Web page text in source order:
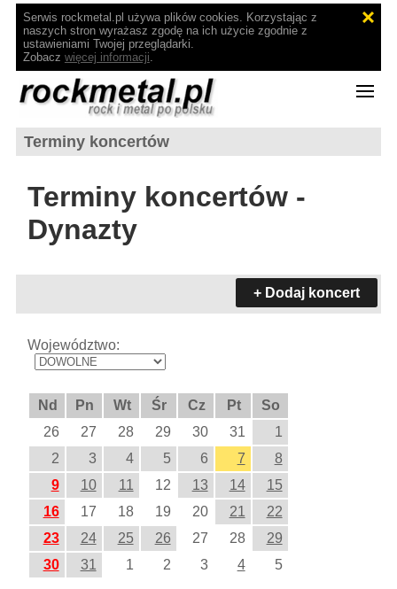
Serwis rockmetal.pl używa plików cookies. Korzystając z
naszych stron wyrażasz zgodę na ich użycie zgodnie z
ustawieniami Twojej przeglądarki.
Zobacz więcej informacji.
Terminy koncertów
Terminy koncertów -
Dynazty
+ Dodaj koncert
Województwo:
Nd Pn Wt Śr Cz Pt
So
26
27 28 29 30 31
1
2
3 4 5 6 7
8
9
10 11 12 13 14
15
16
17 18 19 20 21
22
23
24 25 26 27 28
29
30
31 1 2 3 4 5